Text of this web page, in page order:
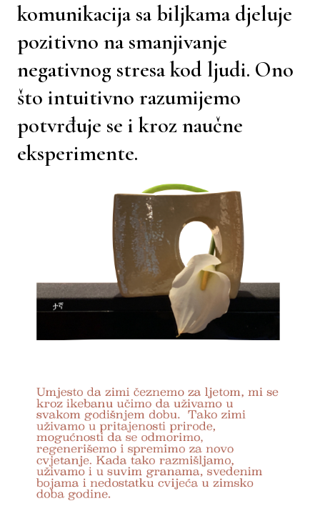
komunikacija sa biljkama djeluje
pozitivno na smanjivanje
negativnog stresa kod ljudi. Ono
što intuitivno razumijemo
potvrđuje se i kroz naučne
eksperimente.